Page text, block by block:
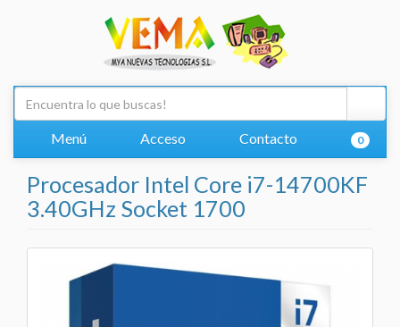
Menú Acceso Contacto 0
Procesador Intel Core i7-14700KF
3.40GHz Socket 1700